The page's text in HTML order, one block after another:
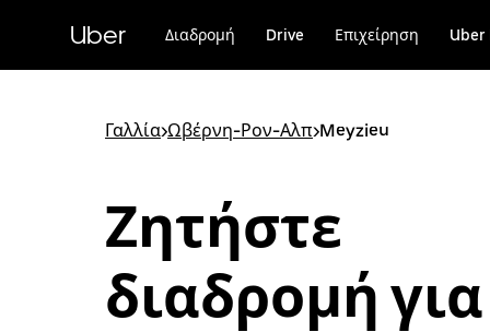
περιεχόμενο
Uber Διαδρομή Drive Επιχείρηση Uber
Γαλλία>Ωβέρνη-Ρον-Αλπ>Meyzieu
Ζητήστε
διαδρομή για